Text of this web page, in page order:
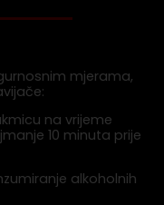
mjerama,
na vrijeme
10 minuta prije
alkoholnih